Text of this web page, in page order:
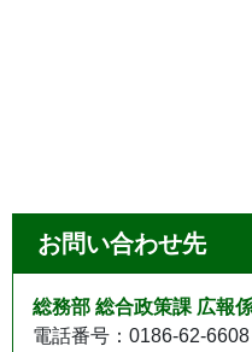
お問い合わせ先
総務部 総合政策課 広報
電話番号：0186-62-6608